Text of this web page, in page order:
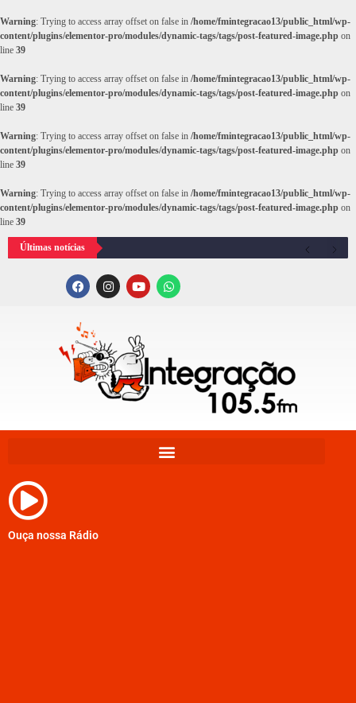
Warning: Trying to access array offset on false in /home/fmintegracao13/public_html/wp-
content/plugins/elementor-pro/modules/dynamic-tags/tags/post-featured-image.php on
line 39
Warning: Trying to access array offset on false in /home/fmintegracao13/public_html/wp-
content/plugins/elementor-pro/modules/dynamic-tags/tags/post-featured-image.php on
line 39
Warning: Trying to access array offset on false in /home/fmintegracao13/public_html/wp-
content/plugins/elementor-pro/modules/dynamic-tags/tags/post-featured-image.php on
line 39
Warning: Trying to access array offset on false in /home/fmintegracao13/public_html/wp-
content/plugins/elementor-pro/modules/dynamic-tags/tags/post-featured-image.php on
line 39
Últimas notícias
Ouça nossa Rádio